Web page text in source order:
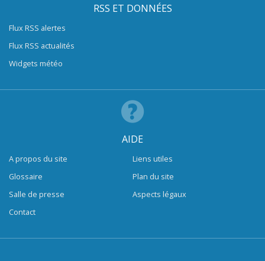
RSS ET DONNÉES
Flux RSS alertes
Flux RSS actualités
Widgets météo
AIDE
A propos du site
Glossaire
Salle de presse
Contact
Liens utiles
Plan du site
Aspects légaux